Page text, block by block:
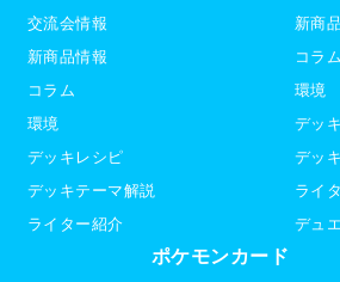
交流会情報
新商品情報
コラム
環境
デッキレシピ
デッキテーマ解説
ライター紹介
新商
コラム
環境
デッ
デッ
ライ
デュ
ポケモンカード